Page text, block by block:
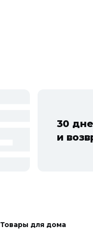
30
и
Товары для дома